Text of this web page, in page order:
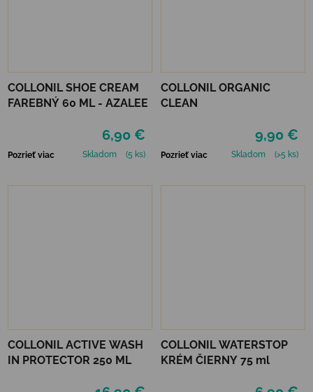
COLLONIL SHOE CREAM
FAREBNÝ 60 ML - AZALEE
6,90 €
Pozrieť viac Skladom (5 ks)
COLLONIL ORGANIC
CLEAN
9,90 €
Pozrieť viac Skladom (>5 ks)
COLLONIL ACTIVE WASH
IN PROTECTOR 250 ML
COLLONIL WATERSTOP
KRÉM ČIERNY 75 ml